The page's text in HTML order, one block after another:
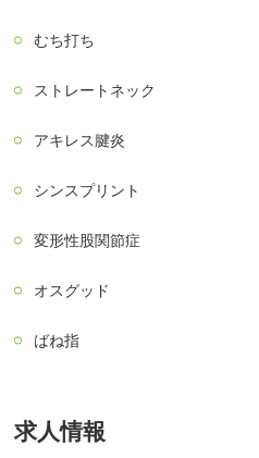
むち打ち
ストレートネック
アキレス腱炎
シンスプリント
変形性股関節症
オスグッド
ばね指
求人情報